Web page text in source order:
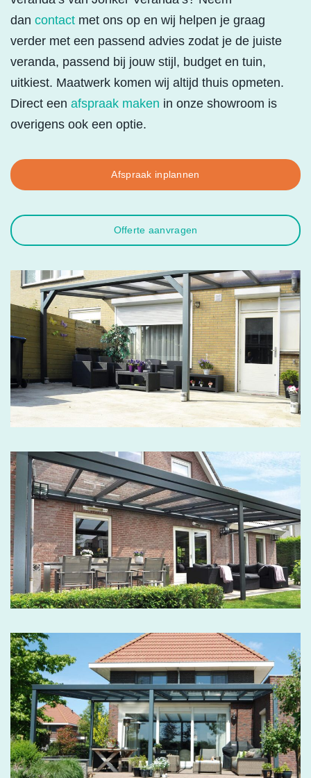
dan contact met ons op en wij helpen je graag
verder met een passend advies zodat je de juiste
veranda, passend bij jouw stijl, budget en tuin,
uitkiest. Maatwerk komen wij altijd thuis opmeten.
Direct een afspraak maken in onze showroom is
overigens ook een optie.
Afspraak inplannen
Offerte aanvragen